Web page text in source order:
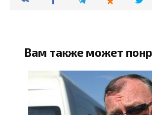
Вам также может